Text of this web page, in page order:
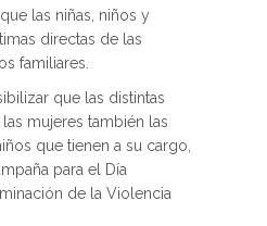
las niñas, niños y
directas de las
familiares.
que las distintas
mujeres también las
que tienen a su cargo,
para el Día
de la Violencia